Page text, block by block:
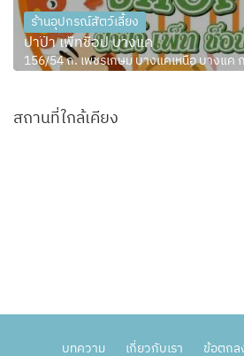
ร้านอุปกรณ์สัตว์เลี้ยง
ปาป๊า เพ็ทช็อป บางแค
156/54 ถ. เพชรเกษม บางแคเหนือ บางแค
สถานที่ใกล้เคียง
บทความ เกี่ยวกับเรา ข้อตกล